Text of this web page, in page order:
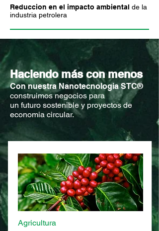
Reduccion en el impacto ambiental de la
industria petrolera
Haciendo más con menos
Con nuestra Nanotecnologia STC®
construimos negocios para
un futuro sostenible y proyectos de
economia circular.
Agricultura